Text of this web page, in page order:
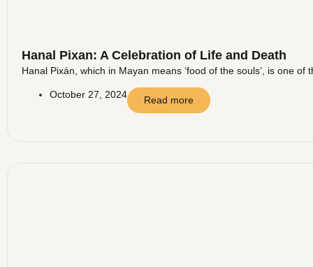
Hanal Pixan: A Celebration of Life and Death
Hanal Pixán, which in Mayan means ‘food of the souls’, is one
October 27, 2024 Read more